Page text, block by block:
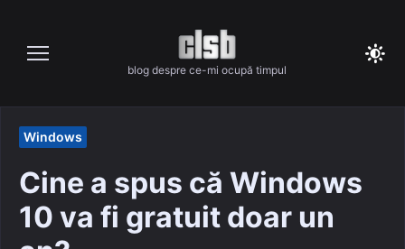
content
blog despre ce-mi ocupă timpul
Windows
Cine a spus că Windows
10 va fi gratuit doar un